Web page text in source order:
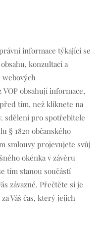
informace týkající se
konzultací a
obsahují informace,
tím, než kliknete na
sdělení pro spotřebitele
§ 1820 občanského
smlouvy projevujete svůj
okénka v závěru
tím stanou součástí
závazné. Přečtěte si je
Váš čas, který jejich